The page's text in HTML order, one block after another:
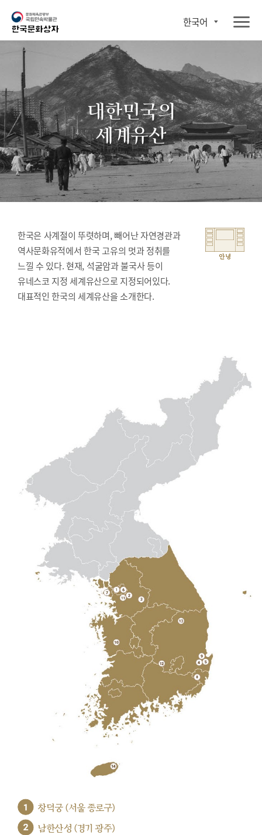
한국어
대한민국의
세계유산
한국은 사계절이 뚜렷하며, 빼어난 자연경관과
역사문화유적에서 한국 고유의 멋과 정취를
느낄 수 있다. 현재, 석굴암과 불국사 등이
유네스코 지정 세계유산으로 지정되어있다.
대표적인 한국의 세계유산을 소개한다.
안녕
1 창덕궁 (서울 종로구)
2 남한산성 (경기 광주)